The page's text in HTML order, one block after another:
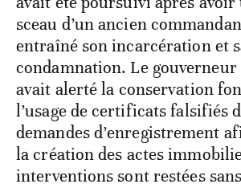
sceau d’un ancien
entraîné son incarcération et
condamnation. Le
avait alerté la conservation
l’usage de certificats falsifiés
demandes d’enregistrement
la création des actes
interventions sont restées